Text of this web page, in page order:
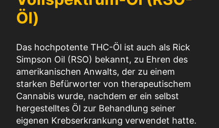
Öl)
Das hochpotente THC-Öl ist auch als Rick
Simpson Oil (RSO) bekannt, zu Ehren des
amerikanischen Anwalts, der zu einem
starken Befürworter von therapeutischem
Cannabis wurde, nachdem er ein selbst
hergestelltes Öl zur Behandlung seiner
eigenen Krebserkrankung verwendet hatte.